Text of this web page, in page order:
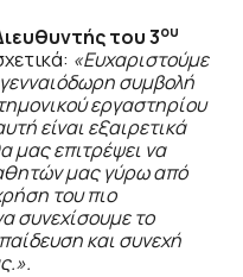
του 3ου
«Ευχαριστούμε
συμβολή
εργαστηρίου
είναι εξαιρετικά
μας επιτρέψει να
μας γύρω από
του πιο
συνεχίσουμε το
και συνεχή